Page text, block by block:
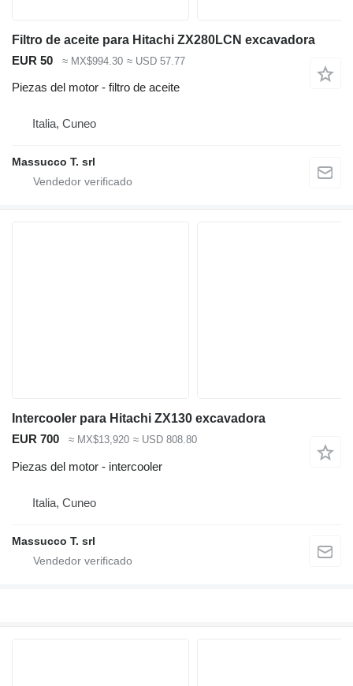
Filtro de aceite para Hitachi ZX280LCN excavadora
EUR 50
≈ MX$994.30 ≈ USD 57.77
Piezas del motor - filtro de aceite
Italia, Cuneo
Massucco T. srl
Intercooler para Hitachi ZX130 excavadora
EUR 700
≈ MX$13,920 ≈ USD 808.80
Piezas del motor - intercooler
Italia, Cuneo
Massucco T. srl